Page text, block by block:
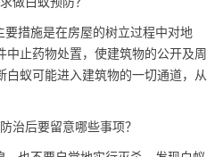
措施是在房屋的树立过程中对地
止药物处置，使建筑物的公开及周
白蚁可能进入建筑物的一切通道，从
治后要留意哪些事项？